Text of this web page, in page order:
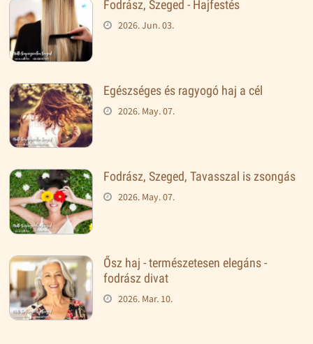
Fodrász, Szeged - Hajfestés
2026. Jun. 03.
Egészséges és ragyogó haj a cél
2026. May. 07.
Fodrász, Szeged, Tavasszal is zsongás
2026. May. 07.
Ősz haj - természetesen elegáns -
fodrász divat
2026. Mar. 10.